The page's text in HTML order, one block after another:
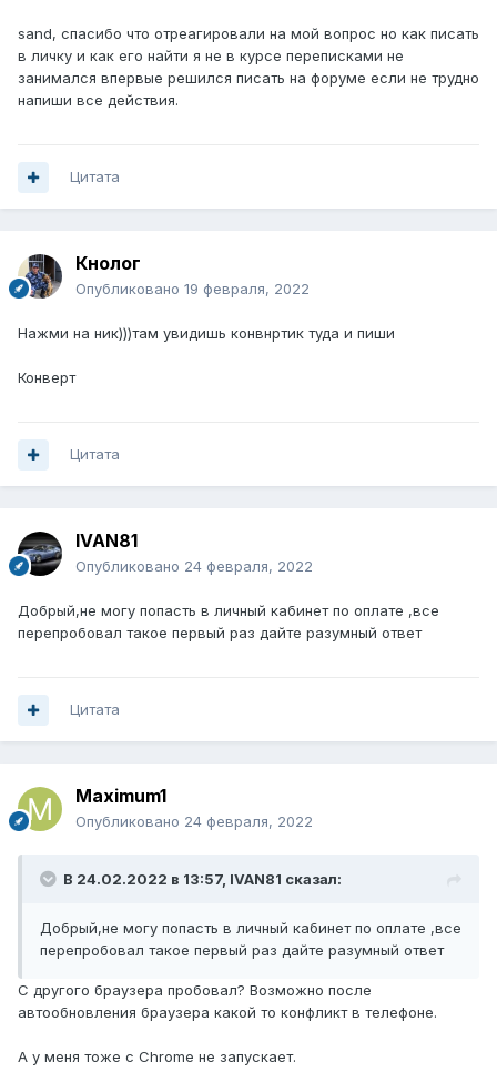
sand, спасибо что отреагировали на мой вопрос но как писать
в личку и как его найти я не в курсе переписками не
занимался впервые решился писать на форуме если не трудно
напиши все действия.
Цитата
Кнолог
Опубликовано 19 февраля, 2022
Нажми на ник)))там увидишь конвнртик туда и пиши
Конверт
Цитата
IVAN81
Опубликовано 24 февраля, 2022
Добрый,не могу попасть в личный кабинет по оплате ,все
перепробовал такое первый раз дайте разумный ответ
Цитата
Maximum1
Опубликовано 24 февраля, 2022
В 24.02.2022 в 13:57, IVAN81 сказал:
Добрый,не могу попасть в личный кабинет по оплате ,все
перепробовал такое первый раз дайте разумный ответ
С другого браузера пробовал? Возможно после
автообновления браузера какой то конфликт в телефоне.
А у меня тоже с Chrome не запускает.